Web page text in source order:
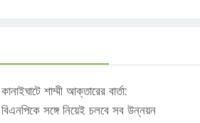
কানাইঘাটে শাম্মী আক্তারের বার্তা:
বিএনপিকে সঙ্গে নিয়েই চলবে সব উন্নয়ন